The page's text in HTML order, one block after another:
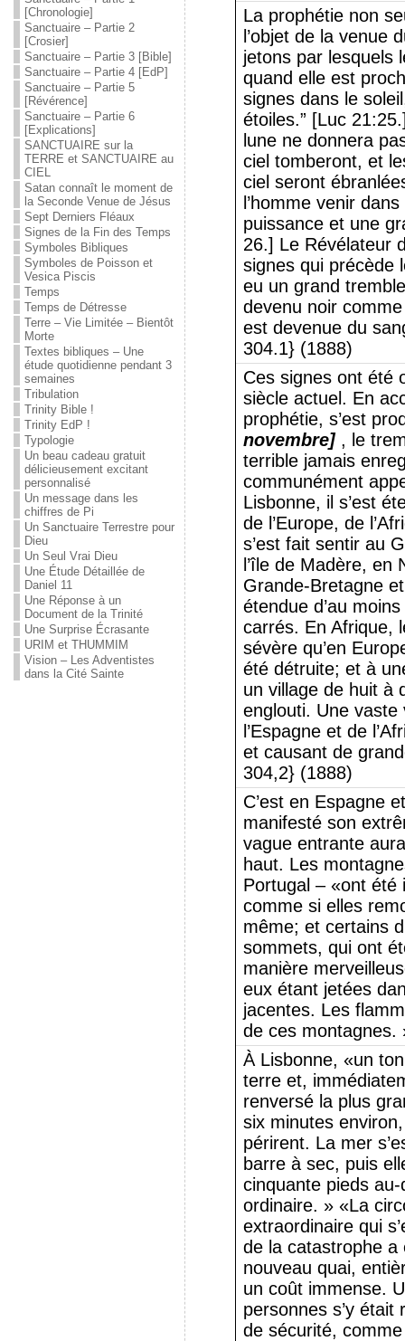
[Chronologie]
Sanctuaire – Partie 2
[Crosier]
Sanctuaire – Partie 3 [Bible]
Sanctuaire – Partie 4 [EdP]
Sanctuaire – Partie 5
[Révérence]
Sanctuaire – Partie 6
[Explications]
SANCTUAIRE sur la
TERRE et SANCTUAIRE au
CIEL
Satan connaît le moment de
la Seconde Venue de Jésus
Sept Derniers Fléaux
Signes de la Fin des Temps
Symboles Bibliques
Symboles de Poisson et
Vesica Piscis
Temps
Temps de Détresse
Terre – Vie Limitée – Bientôt
Morte
Textes bibliques – Une
étude quotidienne pendant 3
semaines
Tribulation
Trinity Bible !
Trinity EdP !
Typologie
Un beau cadeau gratuit
délicieusement excitant
personnalisé
Un message dans les
chiffres de Pi
Un Sanctuaire Terrestre pour
Dieu
Un Seul Vrai Dieu
Une Étude Détaillée de
Daniel 11
Une Réponse à un
Document de la Trinité
Une Surprise Écrasante
URIM et THUMMIM
Vision – Les Adventistes
dans la Cité Sainte
La prophétie non
l’objet de la venue
jetons par lesquels
quand elle est
signes dans le
étoiles.” [Luc
lune ne donnera
ciel tomberont, et
ciel seront
l’homme venir
puissance et une
26.] Le Révélateur
signes qui précède
eu un grand
devenu noir
est devenue du
304.1} (1888)
Ces signes ont été
siècle actuel. En
prophétie, s’est
novembre] , le
terrible jamais
communément
Lisbonne, il s’est
de l’Europe, de
s’est fait sentir au
l’île de Madère, en
Grande-Bretagne
étendue d’au
carrés. En Afrique,
sévère qu’en
été détruite; et à
un village de huit à
englouti. Une vaste
l’Espagne et de
et causant de
304,2} (1888)
C’est en Espagne
manifesté son
vague entrante
haut. Les
Portugal – «ont été
comme si elles
même; et certains
sommets, qui ont
manière
eux étant jetées
jacentes. Les
de ces montagnes.
À Lisbonne, «un
terre et,
renversé la plus
six minutes
périrent. La mer
barre à sec, puis
cinquante pieds
ordinaire. » «La
extraordinaire qui
de la catastrophe a
nouveau quai,
un coût immense.
personnes s’y
de sécurité,